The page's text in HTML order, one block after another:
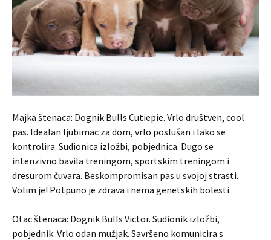
Majka štenaca: Dognik Bulls Cutiepie. Vrlo društven, cool
pas. Idealan ljubimac za dom, vrlo poslušan i lako se
kontrolira. Sudionica izložbi, pobjednica. Dugo se
intenzivno bavila treningom, sportskim treningom i
dresurom čuvara. Beskompromisan pas u svojoj strasti.
Volim je! Potpuno je zdrava i nema genetskih bolesti.
Otac štenaca: Dognik Bulls Victor. Sudionik izložbi,
pobjednik. Vrlo odan mužjak. Savršeno komunicira s